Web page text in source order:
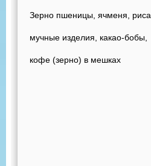
Зерно пшеницы, ячменя, риса,
мучные изделия, какао-бобы,
кофе (зерно) в мешках